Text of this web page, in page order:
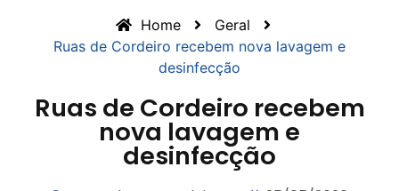
Home
Geral
Ruas de Cordeiro recebem nova lavagem e
desinfecção
Ruas de Cordeiro recebem
nova lavagem e
desinfecção